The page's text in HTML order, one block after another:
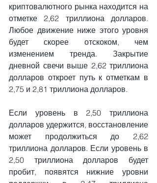
криптовалютного рынка находится на
отметке 2,62 триллиона долларов.
Любое движение ниже этого уровня
будет скорее отскоком, чем
изменением тренда. Закрытие
дневной свечи выше 2,62 триллиона
долларов откроет путь к отметкам в
2,75 и 2,81 триллиона долларов.
Если уровень в 2,50 триллиона
долларов удержится, восстановление
может продолжиться до 2,62
триллиона долларов. Если уровень в
2,50 триллиона долларов будет
пробит, появятся нижние уровни